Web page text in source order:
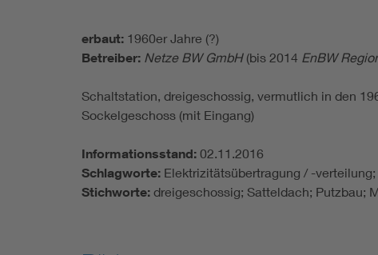
erbaut: 1960er Jahre (?)
Betreiber: Netze BW GmbH(bis 2014 EnBW
Schaltstation, dreigeschossig, vermutlich in den
Sockelgeschoss (mit Eingang)
Informationsstand: 02.11.2016
Schlagworte: Elektrizitätsübertragung / -
Stichworte: dreigeschossig; Satteldach; Putzbau;